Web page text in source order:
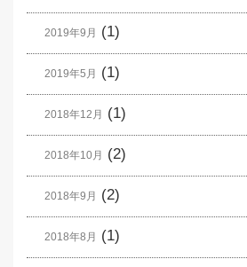
2019年9月 (1)
2019年5月 (1)
2018年12月 (1)
2018年10月 (2)
2018年9月 (2)
2018年8月 (1)